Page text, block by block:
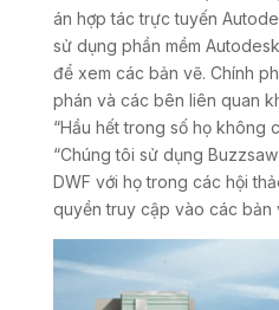
án hợp tác trực tuyến
sử dụng phần mềm
để xem các bản vẽ. Chính
phán và các bên liên quan
“Hầu hết trong số họ không
“Chúng tôi sử dụng
DWF với họ trong các hội
quyền truy cập vào các bản